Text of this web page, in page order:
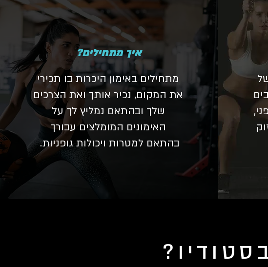
איך מתחילים?
מתחילים באימון היכרות בו תכירי
את המקום, נכיר אותך ואת הצרכים
שלך ובהתאם נמליץ לך על
האימונים המומלצים עבורך
בהתאם למטרות ויכולות גופניות.